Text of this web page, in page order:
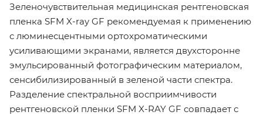
Зеленочувствительная медицинская рентгеновская
пленка SFM X-ray GF рекомендуемая к применению
с люминесцентными ортохроматическими
усиливающими экранами, является двухсторонне
эмульсированный фотографическим материалом,
сенсибилизированный в зеленой части спектра.
Разделение спектральной восприимчивости
рентгеновской пленки SFM X-RAY GF совпадает с